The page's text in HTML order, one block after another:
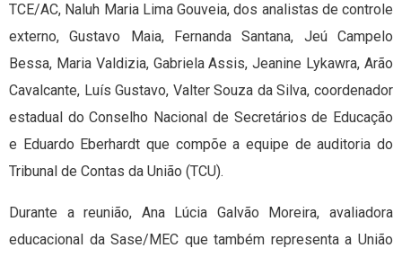
TCE/AC, Naluh Maria Lima Gouveia, dos analistas de controle
externo, Gustavo Maia, Fernanda Santana, Jeú Campelo
Bessa, Maria Valdizia, Gabriela Assis, Jeanine Lykawra, Arão
Cavalcante, Luís Gustavo, Valter Souza da Silva, coordenador
estadual do Conselho Nacional de Secretários de Educação
e Eduardo Eberhardt que compõe a equipe de auditoria do
Tribunal de Contas da União (TCU).
Durante a reunião, Ana Lúcia Galvão Moreira, avaliadora
educacional da Sase/MEC que também representa a União